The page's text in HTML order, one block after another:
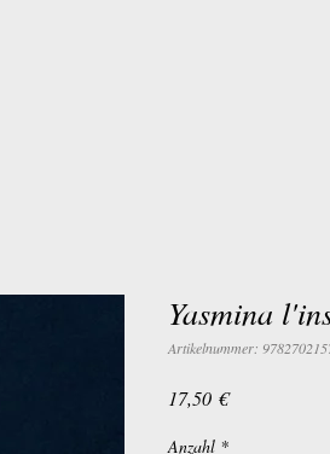
Yasmina
Artikelnummer:
17,50 €Preis
Anzahl *